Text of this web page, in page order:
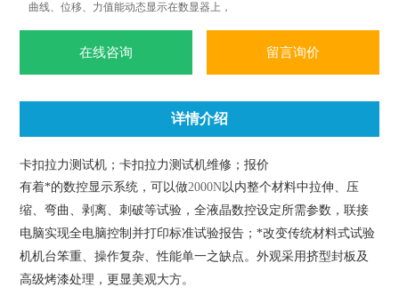
曲线、位移、力值能动态显示在数显器上，
在线咨询 留言询价
详情介绍
卡扣拉力测试机；卡扣拉力测试机维修；报价
有着*的数控显示系统，可以做2000N以内整个材料中拉伸、压
缩、弯曲、剥离、刺破等试验，全液晶数控设定所需参数，联接
电脑实现全电脑控制并打印标准试验报告；*改变传统材料式试验
机机台笨重、操作复杂、性能单一之缺点。外观采用挤型封板及
高级烤漆处理，更显美观大方。